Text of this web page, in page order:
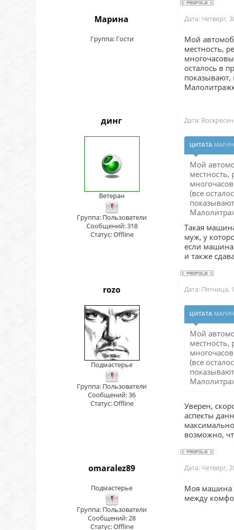
Марина Дата: Четверг,
Группа: Гости
Мой
местность,
осталось в
показывают,
динг Дата:
Ветеран
Группа: Пользователи
Сообщений:318
Статус:Offline
ЦИТАТА
Мой
местность,
(все
Такая
муж, у
если машина
и также
rozo Дата: Пятница,
Подмастерье
Группа: Пользователи
Сообщений:36
Статус:Offline
ЦИТАТА
Мой
местность,
(все
Уверен,
аспекты
возможно,
omaralez89 Дата: Четверг,
Подмастерье
Группа: Пользователи
Сообщений:28
Статус:Offline
Моя машина
между